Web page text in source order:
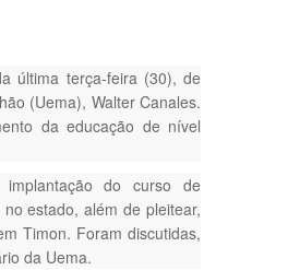
última terça-feira (30), de
(Uema), Walter Canales.
da educação de nível
do curso de
estado, além de pleitear,
Timon. Foram discutidas,
da Uema.